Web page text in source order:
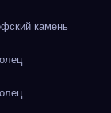
камень